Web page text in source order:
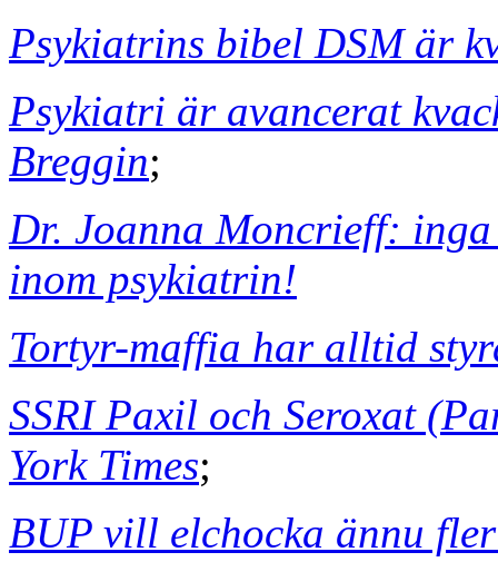
Psykiatrins bibel DSM är
Psykiatri är avancerat
Breggin;
Dr. Joanna Moncrieff:
inom psykiatrin!
Tortyr-maffia har alltid
SSRI Paxil och Seroxat
York Times;
BUP vill elchocka ännu